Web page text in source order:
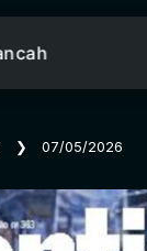
Sobre o
❯ 07/05/2026